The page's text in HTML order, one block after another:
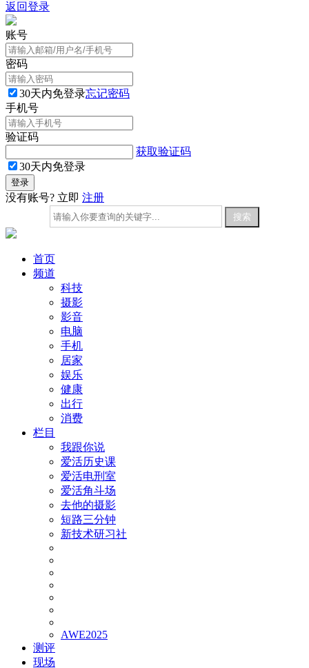
返回登录
账号
密码
30天内免登录忘记密码
手机号
验证码
获取验证码
30天内免登录
没有账号? 立即 注册
首页
频道
科技
摄影
影音
电脑
手机
居家
娱乐
健康
出行
消费
栏目
我跟你说
爱活历史课
爱活电刑室
爱活角斗场
去他的摄影
短路三分钟
新技术研习社
AWE2025
测评
现场